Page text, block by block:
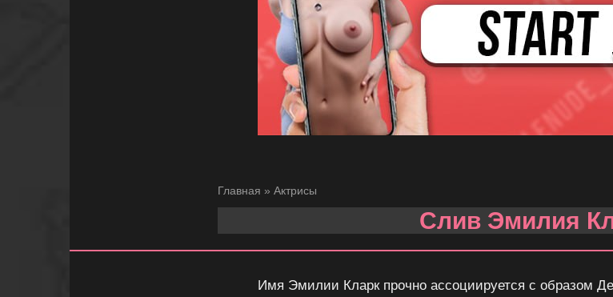
Главная » Актрисы
Слив Эмилия
Имя Эмилии Кларк прочно ассоциируется с образом